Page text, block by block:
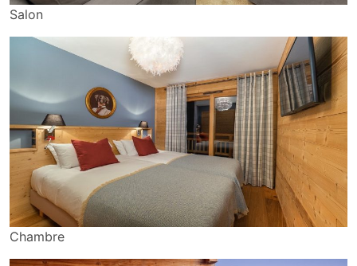
Salon
Chambre